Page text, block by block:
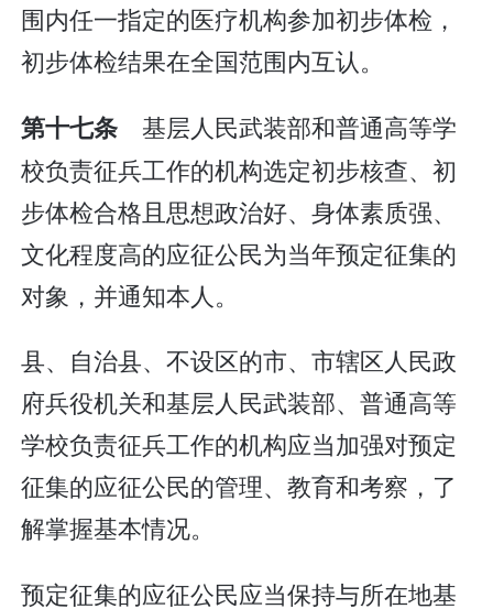
围内任一指定的医疗机构参加初步体检，
初步体检结果在全国范围内互认。
第十七条 基层人民武装部和普通高等学
校负责征兵工作的机构选定初步核查、初
步体检合格且思想政治好、身体素质强、
文化程度高的应征公民为当年预定征集的
对象，并通知本人。
县、自治县、不设区的市、市辖区人民政
府兵役机关和基层人民武装部、普通高等
学校负责征兵工作的机构应当加强对预定
征集的应征公民的管理、教育和考察，了
解掌握基本情况。
预定征集的应征公民应当保持与所在地基